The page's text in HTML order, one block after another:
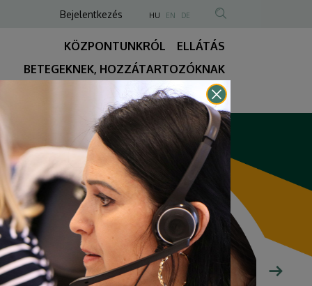
Anonim
fiók
menüje
Bejelentkezés NYELVVÁLASZTÓ
HU EN DE
KERESÉSE
Fő
KÖZPONTUNKRÓL
ELLÁTÁS
BETEGEKNEK, HOZZÁTARTOZÓKNAK
REELS-VIDEÓK